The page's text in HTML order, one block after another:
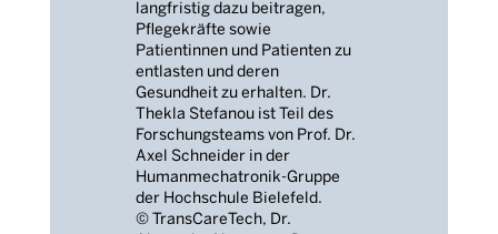
langfristig dazu beitragen,
Pflegekräfte sowie
Patientinnen und Patienten zu
entlasten und deren
Gesundheit zu erhalten. Dr.
Thekla Stefanou ist Teil des
Forschungsteams von Prof. Dr.
Axel Schneider in der
Humanmechatronik-Gruppe
der Hochschule Bielefeld.
© TransCareTech, Dr.